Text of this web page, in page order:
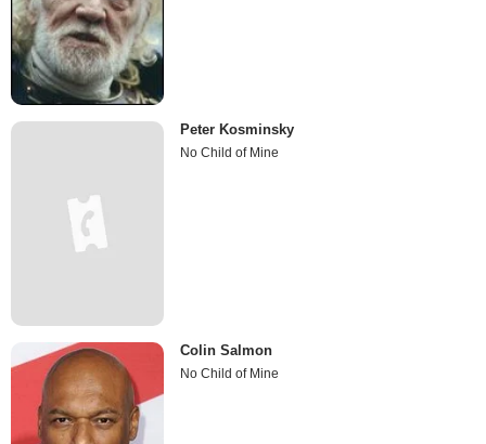
Peter Kosminsky
No Child of Mine
Colin Salmon
No Child of Mine